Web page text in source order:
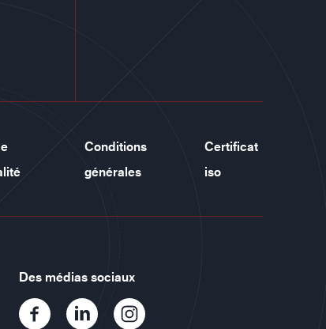
Conditions
générales
Certificat
iso
Des médias sociaux